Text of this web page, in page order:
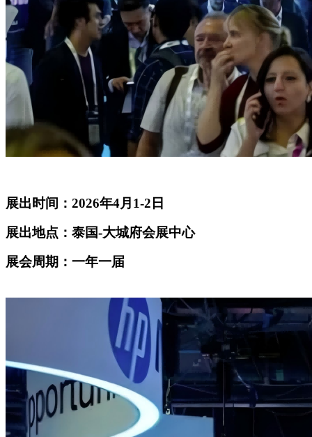
展出时间：2026年4月1-2日
展出地点：泰国-大城府会展中心
展会周期：一年一届